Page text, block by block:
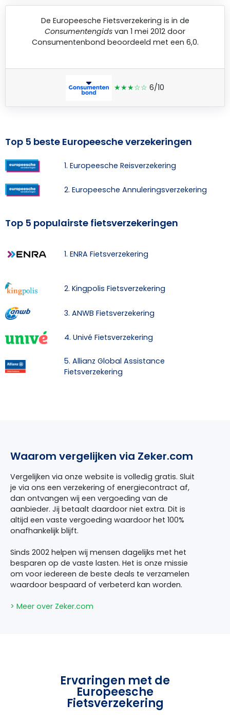
De Europeesche Fietsverzekering is in de
Consumentengids van 1 mei 2012 door
Consumentenbond beoordeeld met een 6,0.
★★★☆☆ 6/10
Top 5 beste Europeesche verzekeringen
1. Europeesche Reisverzekering
2. Europeesche Annuleringsverzekering
Top 5 populairste fietsverzekeringen
1. ENRA Fietsverzekering
2. Kingpolis Fietsverzekering
3. ANWB Fietsverzekering
4. Univé Fietsverzekering
5. Allianz Global Assistance
Fietsverzekering
Waarom vergelijken via Zeker.com
Vergelijken via onze website is volledig gratis. Sluit
je via ons een verzekering of energiecontract af,
dan ontvangen wij een vergoeding van de
aanbieder. Jij betaalt daardoor niet extra. Dit is
altijd een vaste vergoeding waardoor het 100%
onafhankelijk blijft.
Sinds 2002 helpen wij mensen dagelijks met het
besparen op de vaste lasten. Het is onze missie
om voor iedereen de beste deals te verzamelen
waardoor bespaard of verbeterd kan worden.
> Meer over Zeker.com
Ervaringen met de
Europeesche
Fietsverzekering